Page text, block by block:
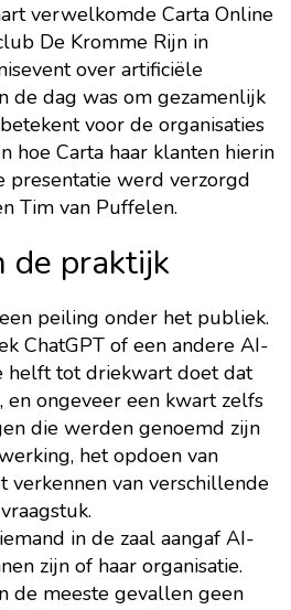
verwelkomde Carta Online
De Kromme Rijn in
over artificiële
de dag was om gezamenlijk
voor de organisaties
hoe Carta haar klanten hierin
presentatie werd verzorgd
Tim van Puffelen.
de praktijk
peiling onder het publiek.
ChatGPT of een andere AI-
helft tot driekwart doet dat
ongeveer een kwart zelfs
die werden genoemd zijn
het opdoen van
verkennen van verschillende
in de zaal aangaf AI-
zijn of haar organisatie.
de meeste gevallen geen